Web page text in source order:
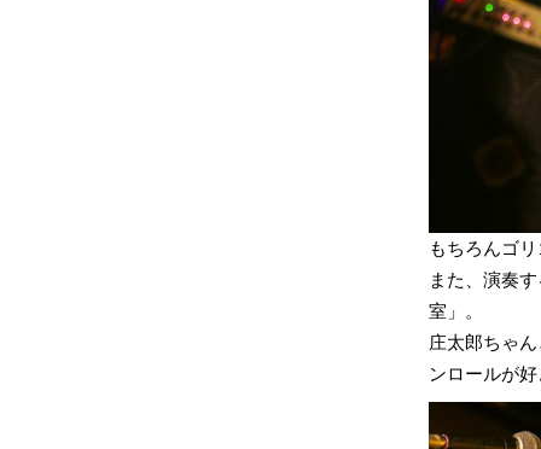
もちろんゴ
また、演奏
室」。
庄太郎ちゃ
ンロールが